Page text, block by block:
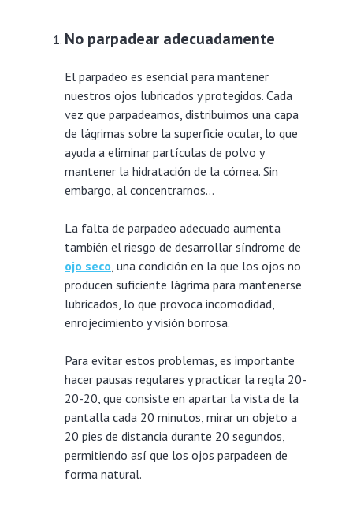
No parpadear adecuadamente
El parpadeo es esencial para mantener
nuestros ojos lubricados y protegidos. Cada
vez que parpadeamos, distribuimos una capa
de lágrimas sobre la superficie ocular, lo que
ayuda a eliminar partículas de polvo y
mantener la hidratación de la córnea. Sin
embargo, al concentrarnos…
La falta de parpadeo adecuado aumenta
también el riesgo de desarrollar síndrome de
ojo seco, una condición en la que los ojos no
producen suficiente lágrima para mantenerse
lubricados, lo que provoca incomodidad,
enrojecimiento y visión borrosa.
Para evitar estos problemas, es importante
hacer pausas regulares y practicar la regla 20-
20-20, que consiste en apartar la vista de la
pantalla cada 20 minutos, mirar un objeto a
20 pies de distancia durante 20 segundos,
permitiendo así que los ojos parpadeen de
forma natural.